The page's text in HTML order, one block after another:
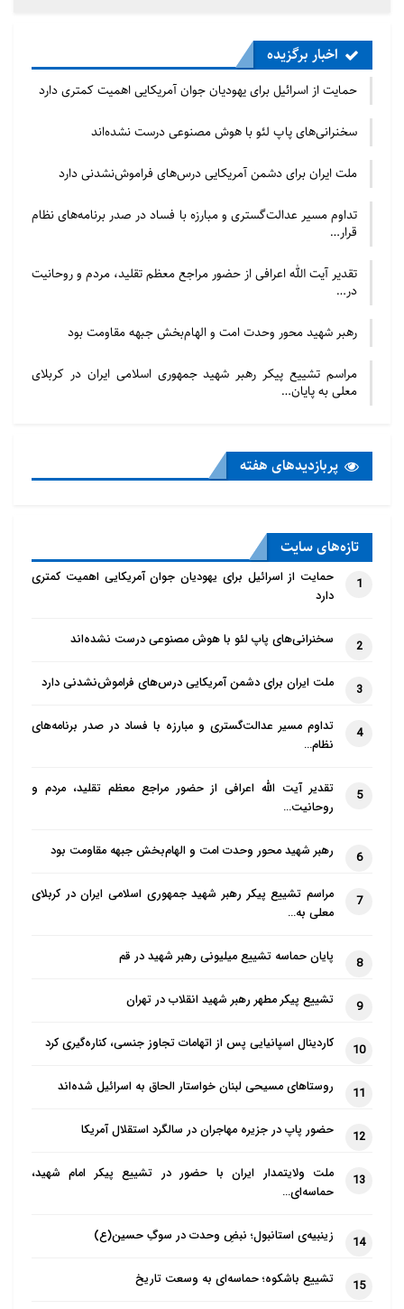
اخبار برگزیده
حمایت از اسرائیل برای یهودیان جوان آمریکایی اهمیت کمتری دارد
سخنرانی‌های پاپ لئو با هوش مصنوعی درست نشده‌اند
ملت ایران برای دشمن آمریکایی درس‌های فراموش‌نشدنی دارد
تداوم مسیر عدالت‌گستری و مبارزه با فساد در صدر برنامه‌های نظام
قرار…
تقدیر آیت الله اعرافی از حضور مراجع معظم تقلید، مردم و روحانیت
در…
رهبر شهید محور وحدت امت و الهام‌بخش جبهه مقاومت بود
مراسم تشییع پیکر رهبر شهید جمهوری اسلامی ایران در کربلای
معلی به پایان…
پربازدید‌های هفته
تازه‌‌های سایت
1
حمایت از اسرائیل برای یهودیان جوان آمریکایی اهمیت کمتری
دارد
2 سخنرانی‌های پاپ لئو با هوش مصنوعی درست نشده‌اند
3 ملت ایران برای دشمن آمریکایی درس‌های فراموش‌نشدنی دارد
4
تداوم مسیر عدالت‌گستری و مبارزه با فساد در صدر برنامه‌های
نظام…
5
تقدیر آیت الله اعرافی از حضور مراجع معظم تقلید، مردم و
روحانیت…
6 رهبر شهید محور وحدت امت و الهام‌بخش جبهه مقاومت بود
7
مراسم تشییع پیکر رهبر شهید جمهوری اسلامی ایران در کربلای
معلی به…
8 پایان حماسه تشییع میلیونی رهبر شهید در قم
9 تشییع پیکر مطهر رهبر شهید انقلاب در تهران
10 کاردینال اسپانیایی پس از اتهامات تجاوز جنسی، کناره‌گیری کرد
11 روستاهای مسیحی لبنان خواستار الحاق به اسرائیل شده‌اند
12 حضور پاپ در جزیره مهاجران در سالگرد استقلال آمریکا
13
ملت ولایتمدار ایران با حضور در تشییع پیکر امام شهید،
حماسه‌ای…
14 زینبیه‌ی استانبول؛ نبضِ وحدت در سوگِ حسین(ع)
15 تشییع باشکوه؛ حماسه‌ای به وسعت تاریخ